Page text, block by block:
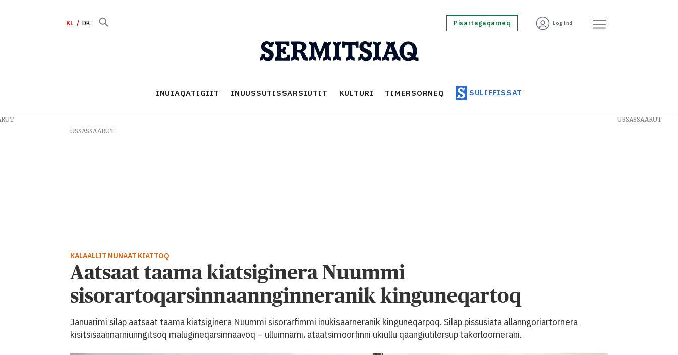
KL DK Pisartagaqarneq Log ind
INUIAQATIGIIT INUUSSUTISSARSIUTIT KULTURI TIMERSORNEQ SULIFFISSAT
USSASSAARUT
KALAALLIT NUNAAT KIATTOQ
Aatsaat taama kiatsiginera Nuummi
sisorartoqarsinnaannginneranik kinguneqartoq
Januarimi silap aatsaat taama kiatsiginera Nuummi sisorarfimmi inukisaarneranik kinguneqarpoq. Silap pissusiata allanngoriartornera
kisitsisaannarniunngitsoq malugineqarsinnaavoq – ulluinnarni, ataatsimoorfinni ukiullu qaangiutilersup takorloornerani.
USSASSAARUT